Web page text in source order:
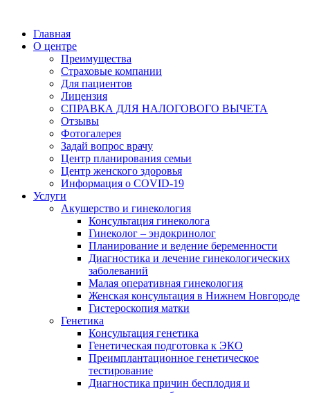
Главная
О центре
Преимущества
Страховые компании
Для пациентов
Лицензия
СПРАВКА ДЛЯ НАЛОГОВОГО ВЫЧЕТА
Отзывы
Фотогалерея
Задай вопрос врачу
Центр планирования семьи
Центр женского здоровья
Информация о COVID-19
Услуги
Акушерство и гинекология
Консультация гинеколога
Гинеколог – эндокринолог
Планирование и ведение беременности
Диагностика и лечение гинекологических
заболеваний
Малая оперативная гинекология
Женская консультация в Нижнем Новгороде
Гистероскопия матки
Генетика
Консультация генетика
Генетическая подготовка к ЭКО
Преимплантационное генетическое
тестирование
Диагностика причин бесплодия и